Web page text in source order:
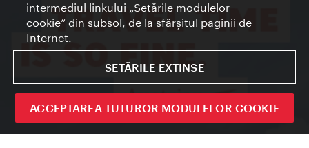
intermediul linkului „Setările modulelor
cookie“ din subsol, de la sfârşitul paginii de
Internet.
SETĂRILE EXTINSE
ACCEPTAREA TUTUROR MODULELOR COOKIE